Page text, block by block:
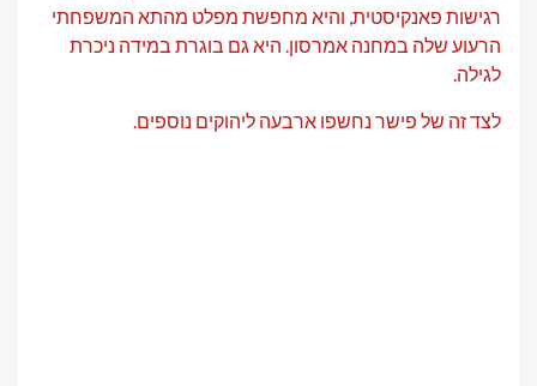
רגישות פאנקיסטית, והיא מחפשת מפלט מהתא המשפחתי
הרעוע שלה במחנה אמרסון. היא גם בוגרת במידה ניכרת
לגילה.
לצד זה של פישר נחשפו ארבעה ליהוקים נוספים.